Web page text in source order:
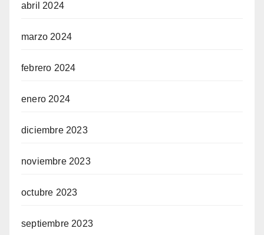
abril 2024
marzo 2024
febrero 2024
enero 2024
diciembre 2023
noviembre 2023
octubre 2023
septiembre 2023